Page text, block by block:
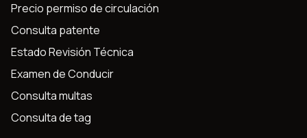
Precio permiso de circulación
Consulta patente
Estado Revisión Técnica
Examen de Conducir
Consulta multas
Consulta de tag